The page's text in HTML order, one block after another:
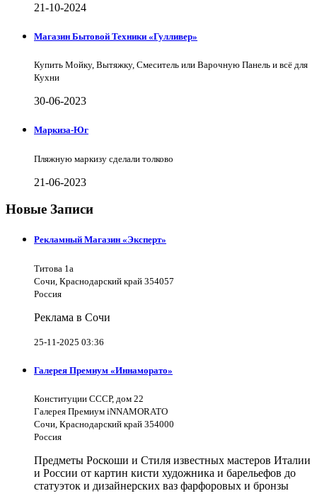
21-10-2024
Магазин Бытовой Техники «Гулливер»
Купить Мойку, Вытяжку, Смеситель или Варочную Панель и всё для
Кухни
30-06-2023
Маркиза-Юг
Пляжную маркизу сделали толково
21-06-2023
Новые Записи
Рекламный Магазин «Эксперт»
Титова 1а
Сочи, Краснодарский край 354057
Россия
Реклама в Сочи
25-11-2025 03:36
Галерея Премиум «Иннаморато»
Конституции СССР, дом 22
Галерея Премиум iNNAMORATO
Сочи, Краснодарский край 354000
Россия
Предметы Роскоши и Стиля известных мастеров Италии
и России от картин кисти художника и барельефов до
статуэток и дизайнерских ваз фарфоровых и бронзы